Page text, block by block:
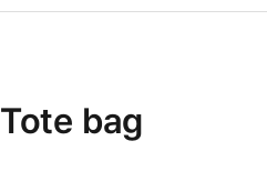
Tote bag